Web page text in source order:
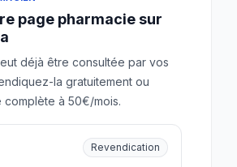
page pharmacie sur
déjà être consultée par vos
la gratuitement ou
complète à 50€/mois.
Revendication